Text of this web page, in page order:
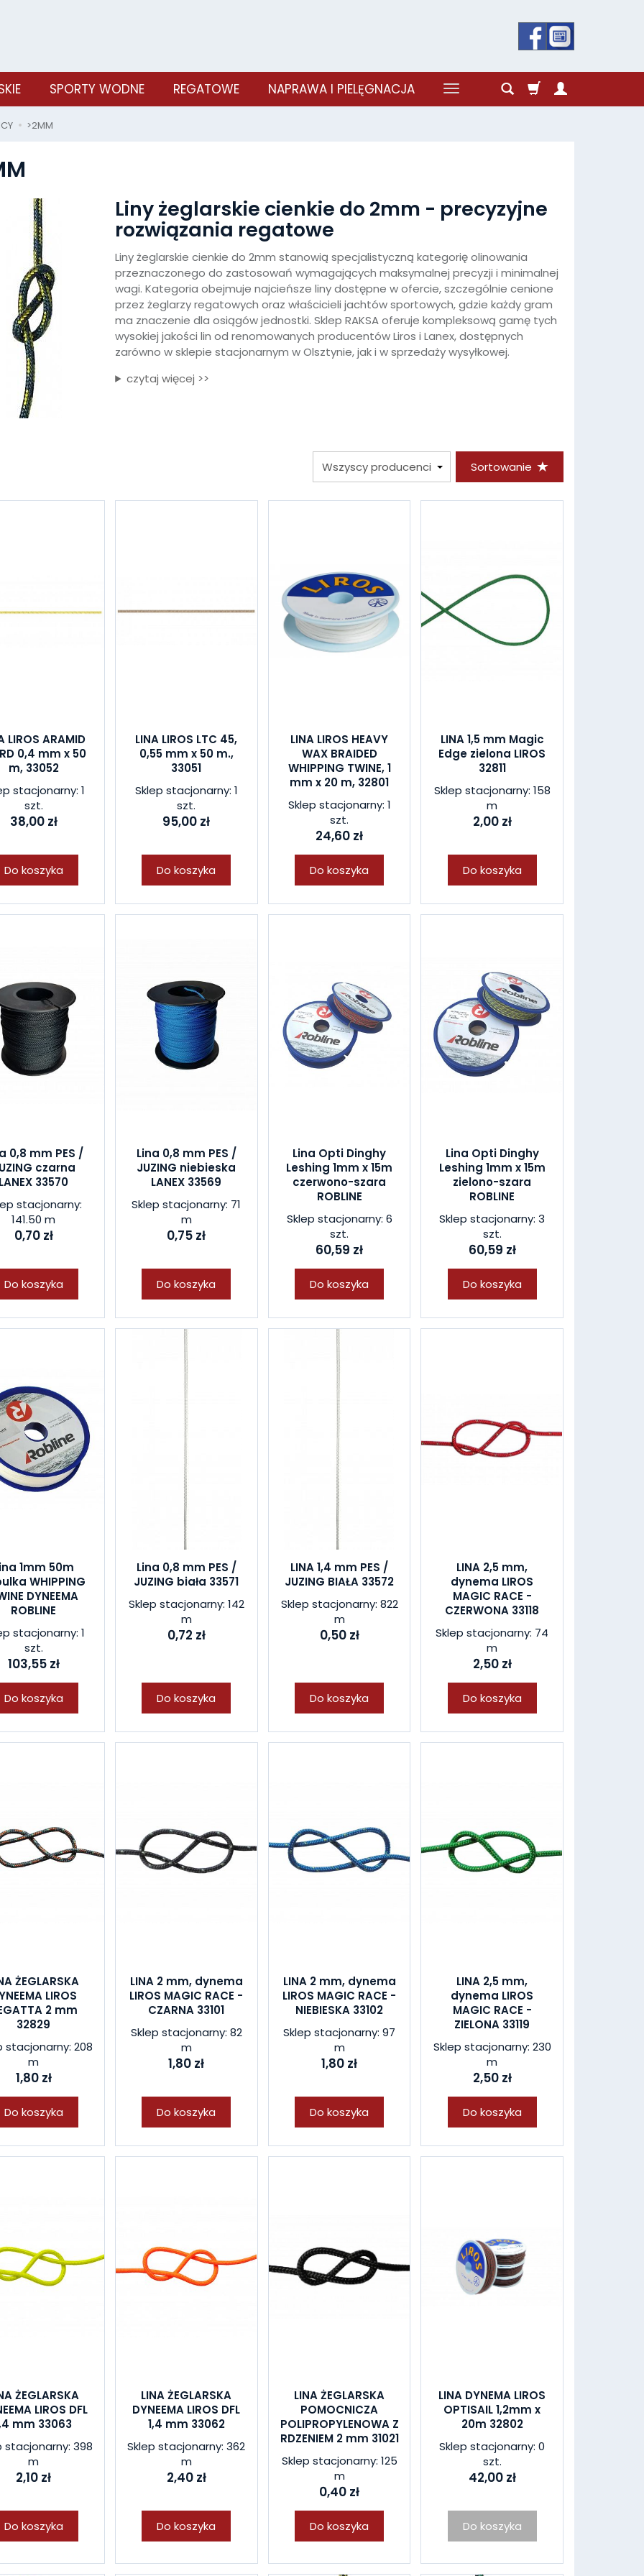
SPORTY WODNE REGATOWE NAPRAWA I PIELĘGNACJA
>2MM
Liny żeglarskie cienkie do 2mm - precyzyjne
rozwiązania regatowe
Liny żeglarskie cienkie do 2mm stanowią specjalistyczną kategorię olinowania
przeznaczonego do zastosowań wymagających maksymalnej precyzji i minimalnej
wagi. Kategoria obejmuje najcieńsze liny dostępne w ofercie, szczególnie cenione
przez żeglarzy regatowych oraz właścicieli jachtów sportowych, gdzie każdy gram
ma znaczenie dla osiągów jednostki. Sklep RAKSA oferuje kompleksową gamę tych
wysokiej jakości lin od renomowanych producentów Liros i Lanex, dostępnych
zarówno w sklepie stacjonarnym w Olsztynie, jak i w sprzedaży wysyłkowej.
czytaj więcej >>
Sortowanie
LIROS ARAMID
0,4 mm x 50
m, 33052
stacjonarny: 1
szt.
38,00 zł
Do koszyka
LINA LIROS LTC 45,
0,55 mm x 50 m.,
33051
Sklep stacjonarny: 1
szt.
95,00 zł
Do koszyka
LINA LIROS HEAVY
WAX BRAIDED
WHIPPING TWINE, 1
mm x 20 m, 32801
Sklep stacjonarny: 1
szt.
24,60 zł
Do koszyka
LINA 1,5 mm Magic
Edge zielona LIROS
32811
Sklep stacjonarny: 158
m
2,00 zł
Do koszyka
0,8 mm PES /
czarna
33570
stacjonarny:
141.50 m
0,70 zł
Do koszyka
Lina 0,8 mm PES /
JUZING niebieska
LANEX 33569
Sklep stacjonarny: 71
m
0,75 zł
Do koszyka
Lina Opti Dinghy
Leshing 1mm x 15m
czerwono-szara
ROBLINE
Sklep stacjonarny: 6
szt.
60,59 zł
Do koszyka
Lina Opti Dinghy
Leshing 1mm x 15m
zielono-szara
ROBLINE
Sklep stacjonarny: 3
szt.
60,59 zł
Do koszyka
1mm 50m
WHIPPING
DYNEEMA
ROBLINE
stacjonarny: 1
szt.
103,55 zł
Do koszyka
Lina 0,8 mm PES /
JUZING biała 33571
Sklep stacjonarny: 142
m
0,72 zł
Do koszyka
LINA 1,4 mm PES /
JUZING BIAŁA 33572
Sklep stacjonarny: 822
m
0,50 zł
Do koszyka
LINA 2,5 mm,
dynema LIROS
MAGIC RACE -
CZERWONA 33118
Sklep stacjonarny: 74
m
2,50 zł
Do koszyka
ŻEGLARSKA
LIROS
2 mm
32829
stacjonarny: 208
m
1,80 zł
Do koszyka
LINA 2 mm, dynema
LIROS MAGIC RACE -
CZARNA 33101
Sklep stacjonarny: 82
m
1,80 zł
Do koszyka
LINA 2 mm, dynema
LIROS MAGIC RACE -
NIEBIESKA 33102
Sklep stacjonarny: 97
m
1,80 zł
Do koszyka
LINA 2,5 mm,
dynema LIROS
MAGIC RACE -
ZIELONA 33119
Sklep stacjonarny: 230
m
2,50 zł
Do koszyka
ŻEGLARSKA
LIROS DFL
mm 33063
stacjonarny: 398
m
2,10 zł
Do koszyka
LINA ŻEGLARSKA
DYNEEMA LIROS DFL
1,4 mm 33062
Sklep stacjonarny: 362
m
2,40 zł
Do koszyka
LINA ŻEGLARSKA
POMOCNICZA
POLIPROPYLENOWA Z
RDZENIEM 2 mm 31021
Sklep stacjonarny: 125
m
0,40 zł
Do koszyka
LINA DYNEMA LIROS
OPTISAIL 1,2mm x
20m 32802
Sklep stacjonarny: 0
szt.
42,00 zł
Do koszyka